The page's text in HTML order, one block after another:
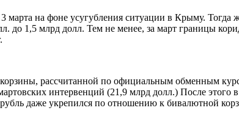
на фоне усугубления ситуации в Крыму.
до 1,5 млрд долл. Тем не менее, за март границы
рассчитанной по официальным обменным
интервенций (21,9 млрд долл.) После
даже укрепился по отношению к бивалютной